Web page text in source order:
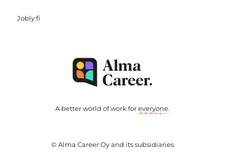
Jobly.fi
A better world of work foreveryone.
© Alma Career Oy and its subsidiaries